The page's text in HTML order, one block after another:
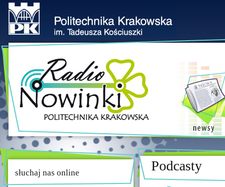
słuchaj nas online Podcasty